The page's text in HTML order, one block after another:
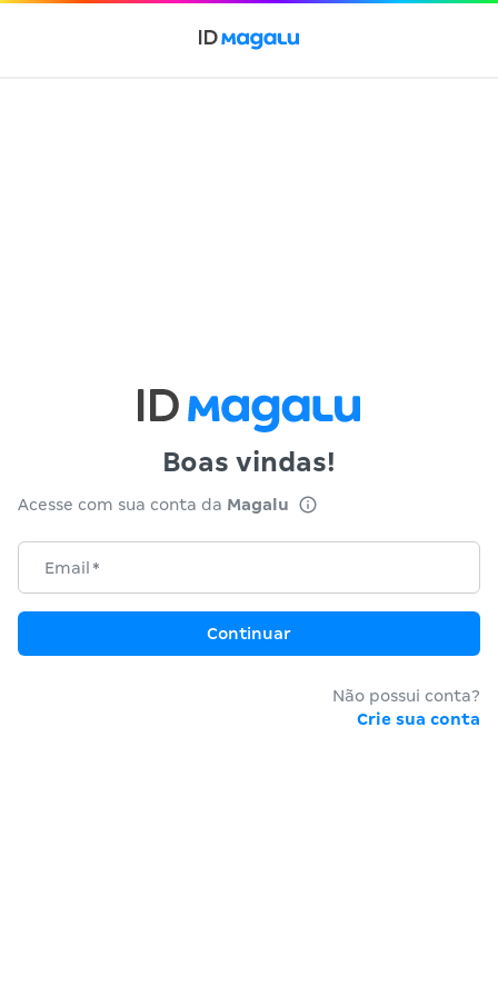
Boas vindas!
Acesse com sua conta da Magalu
Email *
Continuar
Não possui conta?
Crie sua conta